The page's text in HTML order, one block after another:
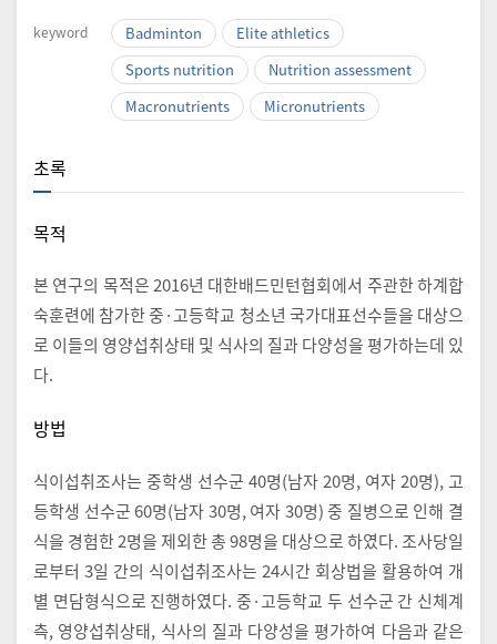
keyword Badminton
Elite athletics
Sports nutrition
Nutrition assessment
Macronutrients
Micronutrients
초록
목적
본 연구의 목적은 2016년 대한배드민턴협회에서 주관한 하계합
숙훈련에 참가한 중·고등학교 청소년 국가대표선수들을 대상으
로 이들의 영양섭취상태 및 식사의 질과 다양성을 평가하는데 있
다.
방법
식이섭취조사는 중학생 선수군 40명(남자 20명, 여자 20명), 고
등학생 선수군 60명(남자 30명, 여자 30명) 중 질병으로 인해 결
식을 경험한 2명을 제외한 총 98명을 대상으로 하였다. 조사당일
로부터 3일 간의 식이섭취조사는 24시간 회상법을 활용하여 개
별 면담형식으로 진행하였다. 중·고등학교 두 선수군 간 신체계
측, 영양섭취상태, 식사의 질과 다양성을 평가하여 다음과 같은